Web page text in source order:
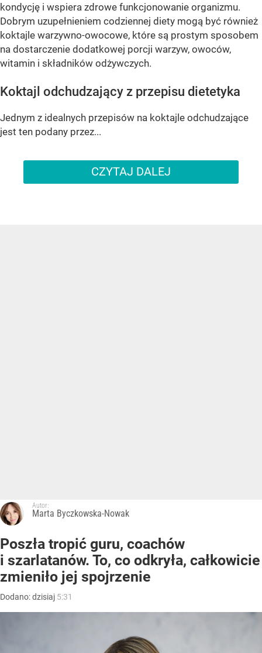
kondycję i wspiera zdrowe funkcjonowanie organizmu.
Dobrym uzupełnieniem codziennej diety mogą być również
koktajle warzywno-owocowe, które są prostym sposobem
na dostarczenie dodatkowej porcji warzyw, owoców,
witamin i składników odżywczych.
Koktajl odchudzający z przepisu dietetyka
Jednym z idealnych przepisów na koktajle odchudzające
jest ten podany przez...
CZYTAJ DALEJ
Autor:
Marta Byczkowska-Nowak
Poszła tropić guru, coachów
i szarlatanów. To, co odkryła, całkowicie
zmieniło jej spojrzenie
Dodano:dzisiaj 5:31